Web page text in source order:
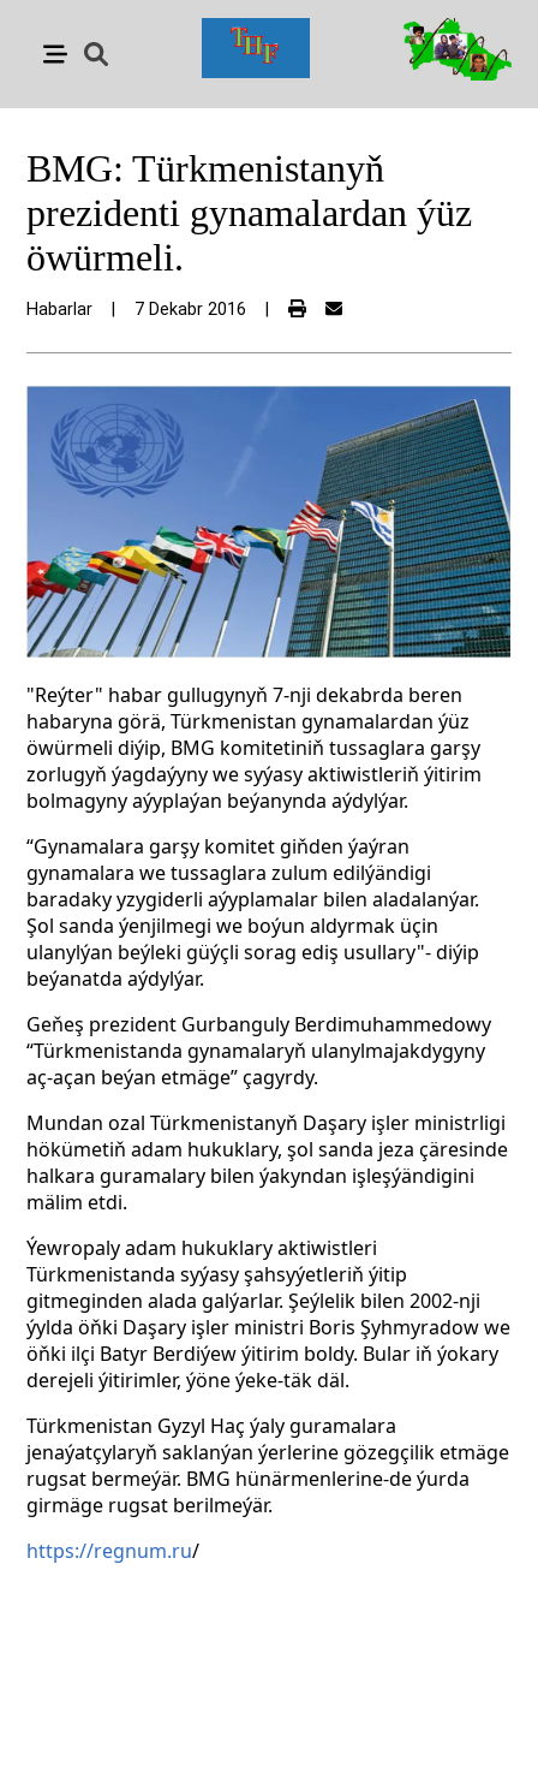
BMG: Türkmenistanyň
prezidenti gynamalardan ýüz
öwürmeli.
Habarlar 7 Dekabr 2016
"Reýter" habar gullugynyň 7-nji dekabrda beren
habaryna görä, Türkmenistan gynamalardan ýüz
öwürmeli diýip, BMG komitetiniň tussaglara garşy
zorlugyň ýagdaýyny we syýasy aktiwistleriň ýitirim
bolmagyny aýyplaýan beýanynda aýdylýar.
“Gynamalara garşy komitet giňden ýaýran
gynamalara we tussaglara zulum edilýändigi
baradaky yzygiderli aýyplamalar bilen aladalanýar.
Şol sanda ýenjilmegi we boýun aldyrmak üçin
ulanylýan beýleki güýçli sorag ediş usullary"- diýip
beýanatda aýdylýar.
Geňeş prezident Gurbanguly Berdimuhammedowy
“Türkmenistanda gynamalaryň ulanylmajakdygyny
aç-açan beýan etmäge” çagyrdy.
Mundan ozal Türkmenistanyň Daşary işler ministrligi
hökümetiň adam hukuklary, şol sanda jeza çäresinde
halkara guramalary bilen ýakyndan işleşýändigini
mälim etdi.
Ýewropaly adam hukuklary aktiwistleri
Türkmenistanda syýasy şahsyýetleriň ýitip
gitmeginden alada galýarlar. Şeýlelik bilen 2002-nji
ýylda öňki Daşary işler ministri Boris Şyhmyradow we
öňki ilçi Batyr Berdiýew ýitirim boldy. Bular iň ýokary
derejeli ýitirimler, ýöne ýeke-täk däl.
Türkmenistan Gyzyl Haç ýaly guramalara
jenaýatçylaryň saklanýan ýerlerine gözegçilik etmäge
rugsat bermeýär. BMG hünärmenlerine-de ýurda
girmäge rugsat berilmeýär.
https://regnum.ru/